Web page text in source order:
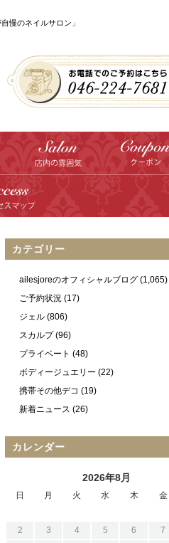
慢のネイルサロン」
カテゴリー
ailesjoreのオフィシャルブログ (1,065)
ご予約状況 (17)
ジェル (806)
スカルプ(96)
プライベート (48)
ボディージュエリー (22)
携帯その他デコ (19)
新着ニュース (26)
カレンダー
2026年8月
日 月 火 水 木 金
2
3 4 5 6 7